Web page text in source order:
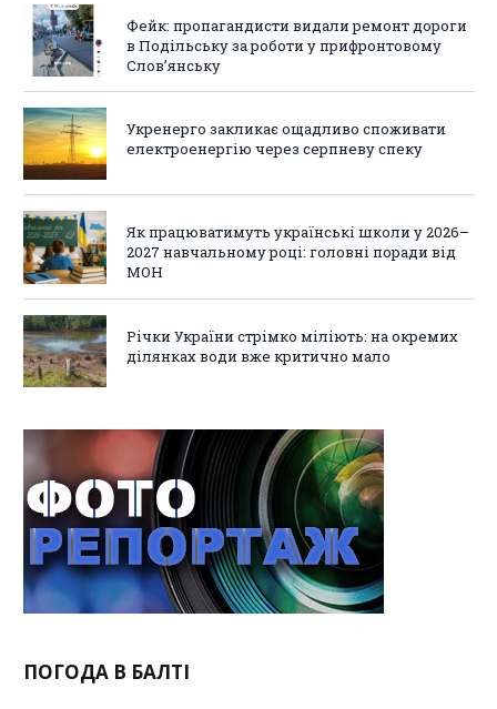
Фейк: пропагандисти видали ремонт дороги
в Подільську за роботи у прифронтовому
Слов’янську
Укренерго закликає ощадливо споживати
електроенергію через серпневу спеку
Як працюватимуть українські школи у 2026–
2027 навчальному році: головні поради від
МОН
Річки України стрімко міліють: на окремих
ділянках води вже критично мало
ПОГОДА В БАЛТІ